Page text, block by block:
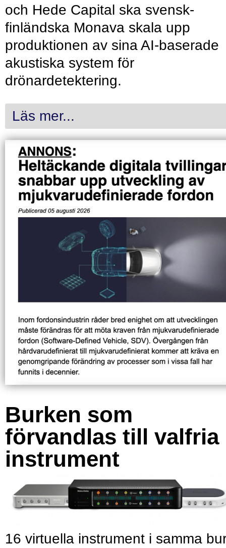
och Hede Capital ska svensk-
finländska Monava skala upp
produktionen av sina AI-baserade
akustiska system för
drönardetektering.
Läs mer...
Burken som
förvandlas till valfria
instrument
16 virtuella instrument i samma